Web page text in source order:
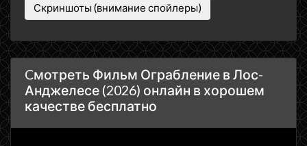
Скриншоты (внимание спойлеры)
Cмотреть Фильм Ограбление в Лос-
Анджелесе (2026) онлайн в хорошем
качестве бесплатно